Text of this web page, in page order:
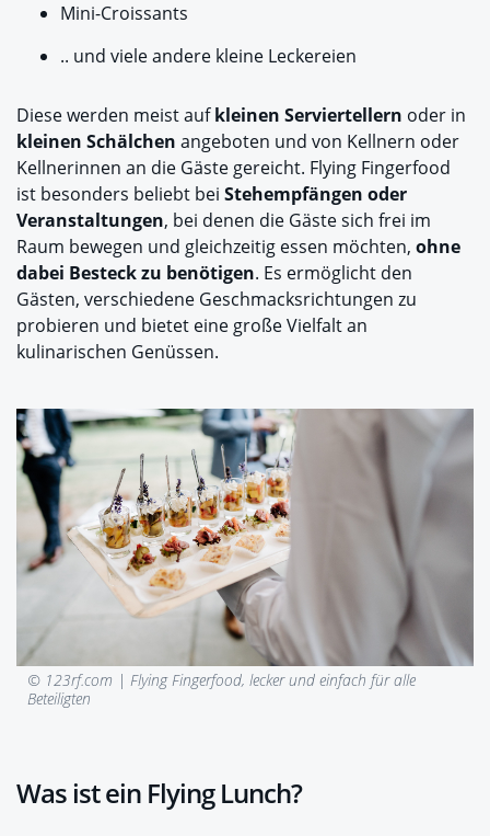
Mini-Croissants
.. und viele andere kleine Leckereien
Diese werden meist aufkleinen Serviertellern oder in
kleinen Schälchen angeboten und von Kellnern oder
Kellnerinnen an die Gäste gereicht. Flying Fingerfood
ist besonders beliebt bei Stehempfängen oder
Veranstaltungen, bei denen die Gäste sich frei im
Raum bewegen und gleichzeitig essen möchten, ohne
dabei Besteck zu benötigen. Es ermöglicht den
Gästen, verschiedene Geschmacksrichtungen zu
probieren und bietet eine große Vielfalt an
kulinarischen Genüssen.
© 123rf.com | Flying Fingerfood, lecker und einfach für alle
Beteiligten
Was ist ein Flying Lunch?